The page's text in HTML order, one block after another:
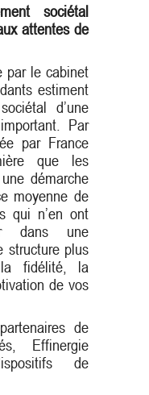
sociétal
attentes de
par le cabinet
estiment
d’une
Par
par France
que les
démarche
moyenne de
qui n’en ont
dans une
structure plus
fidélité, la
de vos
de
Effinergie
de